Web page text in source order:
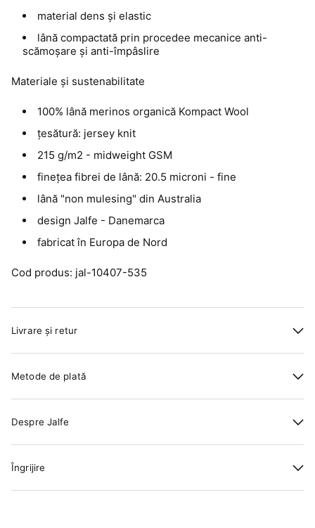
material dens și elastic
lână compactată prin procedee mecanice anti-
scămoșare și anti-împâslire
Materiale și sustenabilitate
100% lână merinos organică Kompact Wool
țesătură: jersey knit
215 g/m2 - midweight GSM
finețea fibrei de lână: 20.5 microni - fine
lână "non mulesing" din Australia
design Jalfe - Danemarca
fabricat în Europa de Nord
Cod produs: jal-10407-535
Livrare și retur
Metode de plată
Despre Jalfe
Îngrijire